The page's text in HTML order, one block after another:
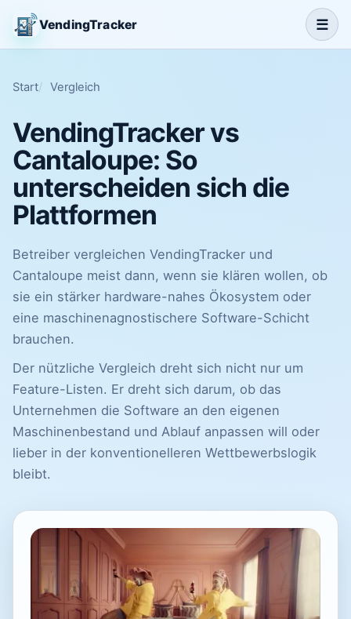
VendingTracker ☰
Start Vergleich
VendingTracker vs
Cantaloupe: So
unterscheiden sich die
Plattformen
Betreiber vergleichen VendingTracker und
Cantaloupe meist dann, wenn sie klären wollen, ob
sie ein stärker hardware-nahes Ökosystem oder
eine maschinenagnostischere Software-Schicht
brauchen.
Der nützliche Vergleich dreht sich nicht nur um
Feature-Listen. Er dreht sich darum, ob das
Unternehmen die Software an den eigenen
Maschinenbestand und Ablauf anpassen will oder
lieber in der konventionelleren Wettbewerbslogik
bleibt.